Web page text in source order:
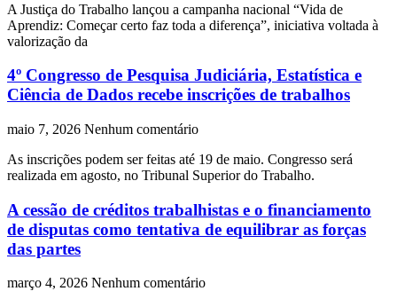
A Justiça do Trabalho lançou a campanha nacional “Vida de
Aprendiz: Começar certo faz toda a diferença”, iniciativa voltada à
valorização da
4º Congresso de Pesquisa Judiciária, Estatística e
Ciência de Dados recebe inscrições de trabalhos
maio 7, 2026 Nenhum comentário
As inscrições podem ser feitas até 19 de maio. Congresso será
realizada em agosto, no Tribunal Superior do Trabalho.
A cessão de créditos trabalhistas e o financiamento
de disputas como tentativa de equilibrar as forças
das partes
março 4, 2026 Nenhum comentário